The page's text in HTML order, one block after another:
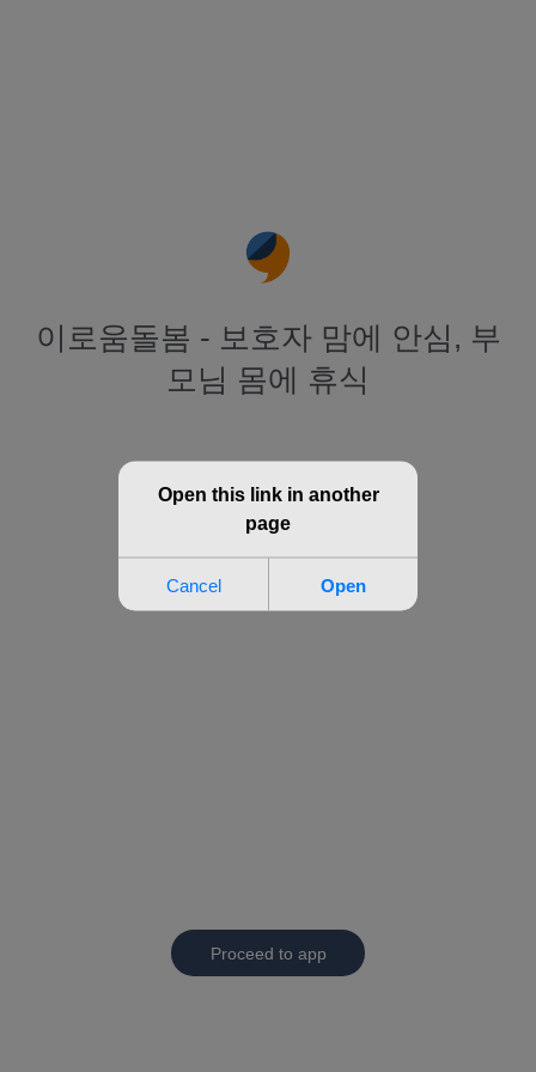
이로움돌봄 - 보호자 맘에 안심, 부
모님 몸에 휴식
Proceed to app